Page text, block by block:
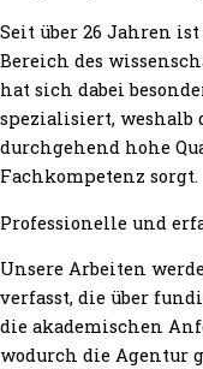
Seit über 26 Jahren
Bereich des
hat sich dabei
spezialisiert, weshalb
durchgehend hohe
Fachkompetenz sorgt.
Professionelle und
Unsere Arbeiten
verfasst, die über
die akademischen
wodurch die Agentur